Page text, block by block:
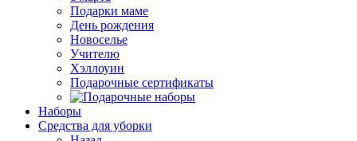
Подарки маме
День рождения
Новоселье
Учителю
Хэллоуин
Подарочные сертификаты
Наборы
Средства для уборки